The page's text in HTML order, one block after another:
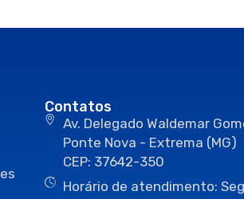
Contatos
Av. Delegado Waldemar
Ponte Nova - Extrema (MG)
CEP: 37642-350
Horário de atendimento: